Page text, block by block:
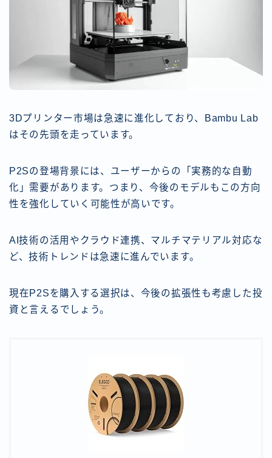
3Dプリンター市場は急速に進化しており、Bambu Lab
はその先頭を走っています。
P2Sの登場背景には、ユーザーからの「実務的な自動
化」需要があります。つまり、今後のモデルもこの方向
性を強化していく可能性が高いです。
AI技術の活用やクラウド連携、マルチマテリアル対応な
ど、技術トレンドは急速に進んでいます。
現在P2Sを購入する選択は、今後の拡張性も考慮した投
資と言えるでしょう。